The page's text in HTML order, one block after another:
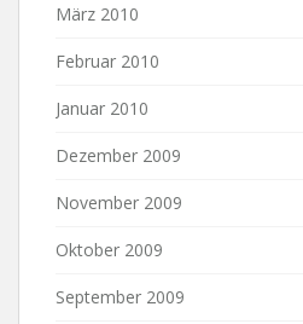
März 2010
Februar 2010
Januar 2010
Dezember 2009
November 2009
Oktober 2009
September 2009